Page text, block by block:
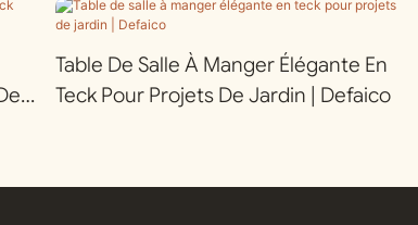
Table De Salle À Manger Élégante En
Teck Pour Projets De Jardin | Defaico